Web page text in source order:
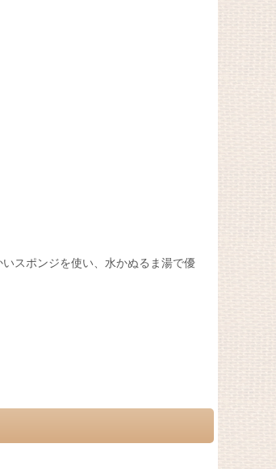
スポンジを使い、水かぬるま湯で優